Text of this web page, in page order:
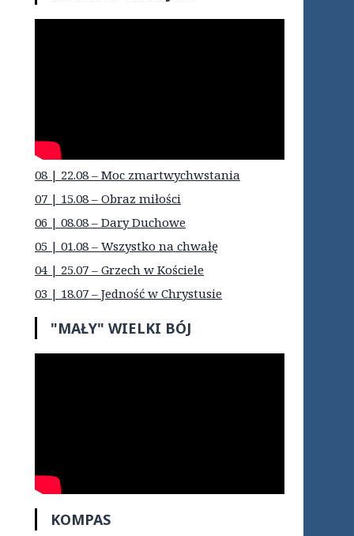
08 | 22.08 – Moc zmartwychwstania
07 | 15.08 – Obraz miłości
06 | 08.08 – Dary Duchowe
05 | 01.08 – Wszystko na chwałę
04 | 25.07 – Grzech w Kościele
03 | 18.07 – Jedność w Chrystusie
"MAŁY" WIELKI BÓJ
KOMPAS